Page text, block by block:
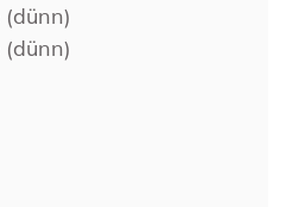
(dünn)
(dünn)